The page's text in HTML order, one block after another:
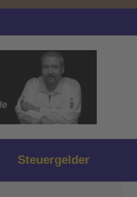
Steuergelder